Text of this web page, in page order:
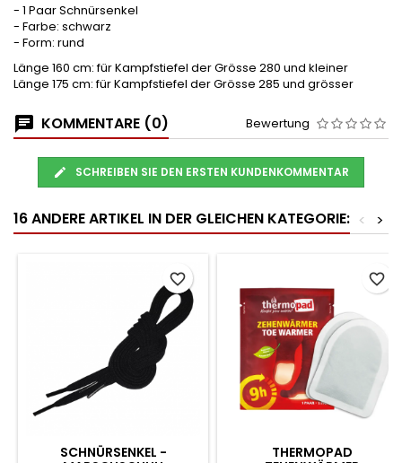
- 1 Paar Schnürsenkel
- Farbe: schwarz
- Form: rund
Länge 160 cm: für Kampfstiefel der Grösse 280 und kleiner
Länge 175 cm: für Kampfstiefel der Grösse 285 und grösser
KOMMENTARE (0) Bewertung
SCHREIBEN SIE DEN ERSTEN KUNDENKOMMENTAR
16 ANDERE ARTIKEL IN DER GLEICHEN KATEGORIE: >
<
SCHNÜRSENKEL -
favorite_border
THERMOPAD
favorite_border